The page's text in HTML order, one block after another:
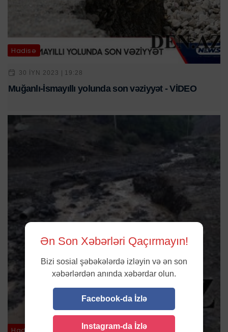
Hadisə
30 IYN 2023 | 19:28
Muğanlı-İsmayıllı yolunda son vəziyyət - VİDEO
Hadisə
Ən Son Xəbərləri Qaçırmayın!
Bizi sosial şəbəkələrdə izləyin və ən son
xəbərlərdən anında xəbərdar olun.
Facebook-da İzlə
Instagram-da İzlə